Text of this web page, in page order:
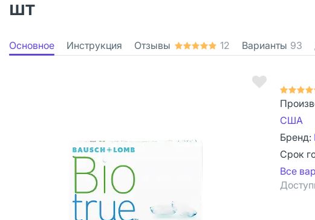
шт
Основное Инструкция Отзывы 12 Варианты 93
США
Бренд:
Срок
Все